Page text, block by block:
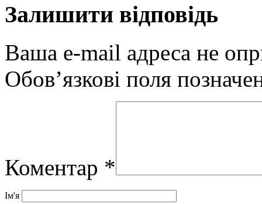
Залишити відповідь
Ваша e-mail адреса не
Обов’язкові поля
Коментар *
Ім'я